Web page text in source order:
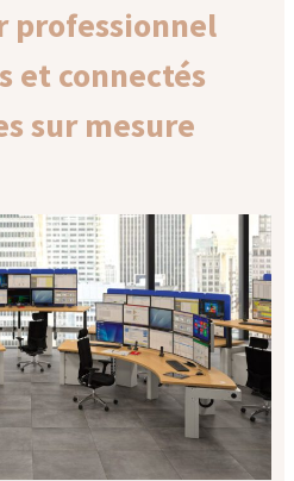
professionnel
et connectés
sur mesure